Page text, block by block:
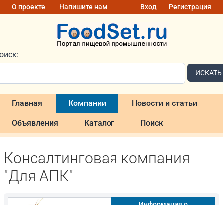
О проекте Напишите нам Вход Регистрация
ИСКАТЬ
Главная Компании Новости и статьи
Объявления Каталог Поиск
Консалтинговая компания
"Для АПК"